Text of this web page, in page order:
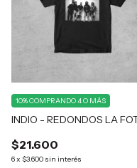
INDIO - REDONDOS LA
$21.600
6x $3.600 sin interés
10%COMPRANDO 4 O MÁS